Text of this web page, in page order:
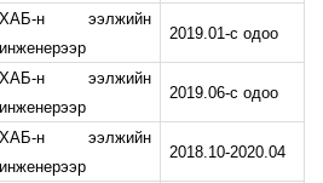
ХАБ-н ээлжийн
инженерээр
2019.01-с одоо
ХАБ-н ээлжийн
инженерээр
2019.06-с одоо
ХАБ-н ээлжийн
инженерээр
2018.10-2020.04